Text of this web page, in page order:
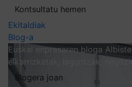
Kontsultatu hemen
Ekitaldiak
Blog-a
Euskal enpresaren bloga
elkarrizketak, laguntzak,
Blogera joan